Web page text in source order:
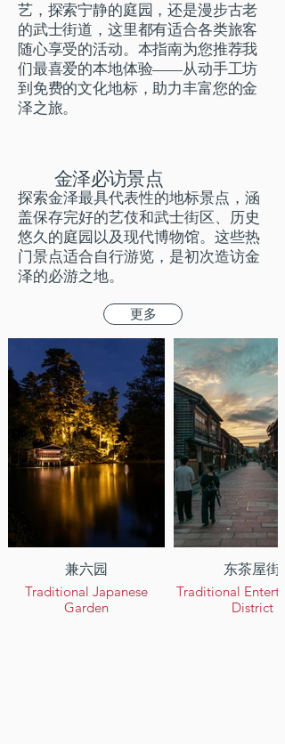
艺，探索宁静的庭园，还是漫步古老
的武士街道，这里都有适合各类旅客
随心享受的活动。本指南为您推荐我
们最喜爱的本地体验——从动手工坊
到免费的文化地标，助力丰富您的金
泽之旅。
金泽必访景点
探索金泽最具代表性的地标景点，涵
盖保存完好的艺伎和武士街区、历史
悠久的庭园以及现代博物馆。这些热
门景点适合自行游览，是初次造访金
泽的必游之地。
更多
兼六园
Traditional Japanese
Garden
东茶屋街
Traditional
District